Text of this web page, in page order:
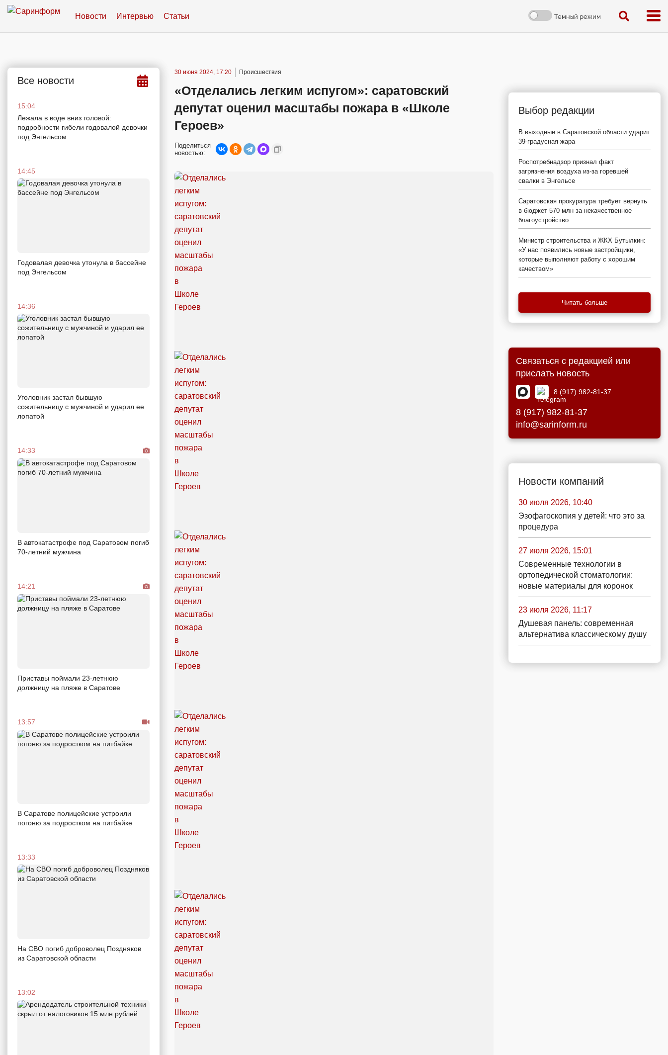
Новости Интервью Статьи Темный режим
Все новости
15:04
Лежала в воде вниз головой:
подробности гибели годовалой девочки
под Энгельсом
14:45
Годовалая девочка утонула в бассейне
под Энгельсом
14:36
Уголовник застал бывшую
сожительницу с мужчиной и ударил ее
лопатой
14:33
В автокатастрофе под Саратовом погиб
70-летний мужчина
14:21
Приставы поймали 23-летнюю
должницу на пляже в Саратове
13:57
В Саратове полицейские устроили
погоню за подростком на питбайке
13:33
На СВО погиб доброволец Поздняков
из Саратовской области
13:02
30 июня 2024, 17:20 Происшествия
«Отделались легким испугом»: саратовский
депутат оценил масштабы пожара в «Школе
Героев»
Поделиться
новостью:
Выбор редакции
В выходные в Саратовской области ударит
39-градусная жара
Роспотребнадзор признал факт
загрязнения воздуха из-за горевшей
свалки в Энгельсе
Саратовская прокуратура требует вернуть
в бюджет 570 млн за некачественное
благоустройство
Министр строительства и ЖКХ Бутылкин:
«У нас появились новые застройщики,
которые выполняют работу с хорошим
качеством»
Читать больше
Связаться с редакцией или
прислать новость
8 (917) 982-81-37
8 (917) 982-81-37
info@sarinform.ru
Новости компаний
30 июля 2026, 10:40
Эзофагоскопия у детей: что это за
процедура
27 июля 2026, 15:01
Современные технологии в
ортопедической стоматологии:
новые материалы для коронок
23 июля 2026, 11:17
Душевая панель: современная
альтернатива классическому душу